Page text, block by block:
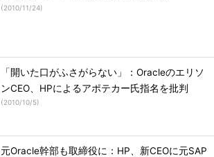
(2010/11/24)
「開いた口がふさがらない」：Oracleのエリソ
ンCEO、HPによるアポテカー氏指名を批判
(2010/10/5)
元Oracle幹部も取締役に：HP、新CEOに元SAP